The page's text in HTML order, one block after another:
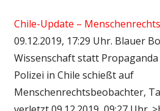
Chile-Update –
09.12.2019, 17:29 Uhr. Blauer
Wissenschaft statt
Polizei in Chile schießt auf
Menschenrechtsbeobachter,